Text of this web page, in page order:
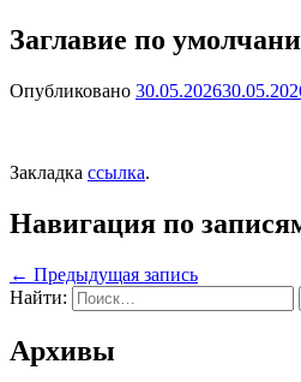
Заглавие по
Опубликовано 30.05.2026
Закладка ссылка.
Навигация по
← Предыдущая запись
Найти:
Архивы